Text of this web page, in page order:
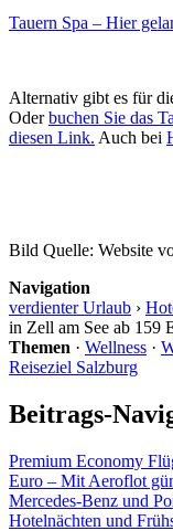
Tauern Spa – Hier
Alternativ gibt es für
Oderbuchen Sie das
diesen Link. Auch bei
Bild Quelle: Website
Navigation
verdienter Urlaub ›
in Zell am See ab 159
Themen · Wellness ·
Reiseziel Salzburg
Beitrags-
Premium Economy
Euro – Mit Aeroflot
Mercedes-Benz und
Hotelnächten und